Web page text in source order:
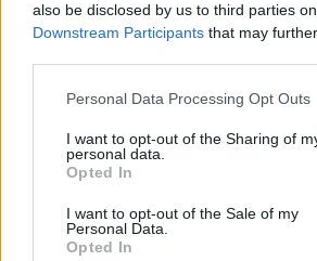
also be disclosed by us to third parties
Downstream Participants that may
Personal Data Processing Opt Outs
I want to opt-out of the Sharing of
personal data.
Opted In
I want to opt-out of the Sale of my
Personal Data.
Opted In